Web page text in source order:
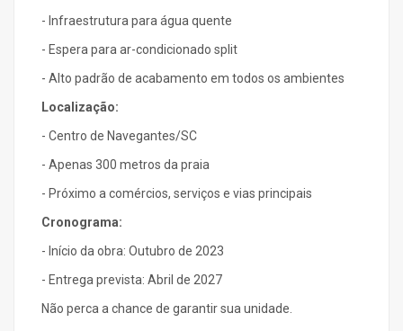
- Infraestrutura para água quente
- Espera para ar-condicionado split
- Alto padrão de acabamento em todos os ambientes
Localização:
- Centro de Navegantes/SC
- Apenas 300 metros da praia
- Próximo a comércios, serviços e vias principais
Cronograma:
- Início da obra: Outubro de 2023
- Entrega prevista: Abril de 2027
Não perca a chance de garantir sua unidade.